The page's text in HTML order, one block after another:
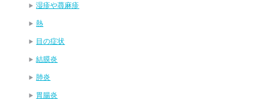
湿疹や蕁麻疹
熱
目の症状
結膜炎
肺炎
胃腸炎